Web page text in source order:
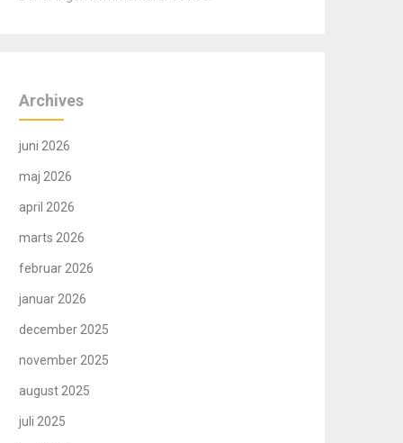
Archives
juni 2026
maj 2026
april 2026
marts 2026
februar 2026
januar 2026
december 2025
november 2025
august 2025
juli 2025